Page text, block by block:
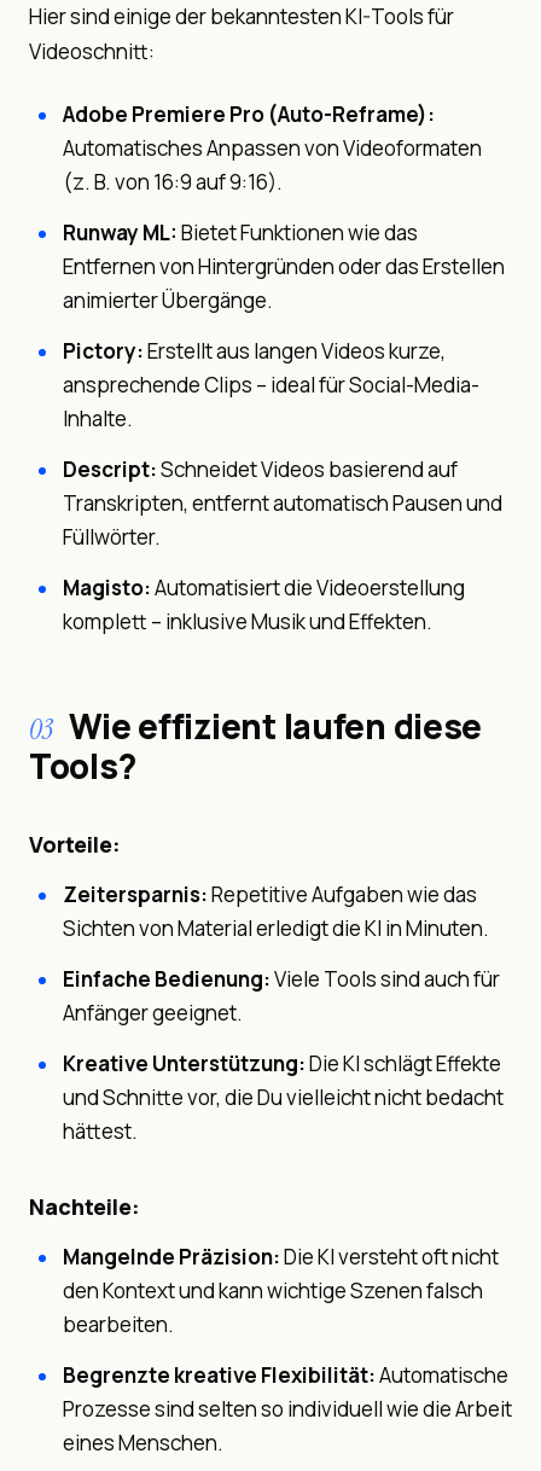
Hier sind einige der bekanntesten KI-Tools für
Videoschnitt:
Adobe Premiere Pro (Auto-Reframe):
Automatisches Anpassen von Videoformaten
(z. B. von 16:9 auf 9:16).
Runway ML: Bietet Funktionen wie das
Entfernen von Hintergründen oder das Erstellen
animierter Übergänge.
Pictory:Erstellt aus langen Videos kurze,
ansprechende Clips – ideal für Social-Media-
Inhalte.
Descript:Schneidet Videos basierend auf
Transkripten, entfernt automatisch Pausen und
Füllwörter.
Magisto:Automatisiert die Videoerstellung
komplett – inklusive Musik und Effekten.
03 Wie effizient laufen diese
Tools?
Vorteile:
Zeitersparnis:Repetitive Aufgaben wie das
Sichten von Material erledigt die KI in Minuten.
Einfache Bedienung:Viele Tools sind auch für
Anfänger geeignet.
Kreative Unterstützung:Die KI schlägt Effekte
und Schnitte vor, die Du vielleicht nicht bedacht
hättest.
Nachteile:
Mangelnde Präzision:Die KI versteht oft nicht
den Kontext und kann wichtige Szenen falsch
bearbeiten.
Begrenzte kreative Flexibilität:Automatische
Prozesse sind selten so individuell wie die Arbeit
eines Menschen.